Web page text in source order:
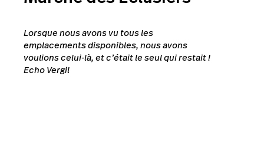
Lorsque nous avons vu tous les
emplacements disponibles, nous avons
voulions celui-là, et c’était le seul qui restait !
Echo Vergil